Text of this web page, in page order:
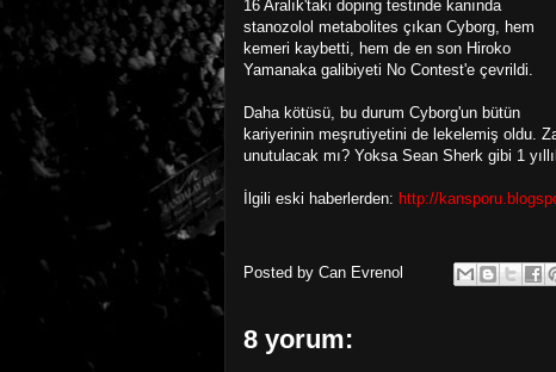
16 Aralık'taki doping testinde kanında
stanozolol metabolites çıkan Cyborg, hem
kemeri kaybetti, hem de en son Hiroko
Yamanaka galibiyeti No Contest'e çevrildi.
Daha kötüsü, bu durum Cyborg'un bütün
kariyerinin meşrutiyetini de lekelemiş oldu.
unutulacak mı? Yoksa Sean Sherk gibi 1
İlgili eski haberlerden: http://
Posted by Can Evrenol
8 yorum: